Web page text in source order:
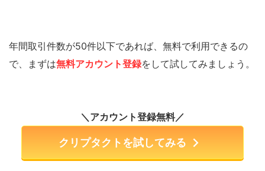
年間取引件数が50件以下であれば、無料で利用できるの
で、まずは無料アカウント登録をして試してみましょう。
＼ アカウント登録無料／
クリプタクトを試してみる